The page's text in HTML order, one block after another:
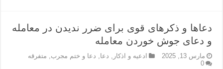
دعاها و ذکرهای قوی برای ضرر ندیدن در معامله
و دعای جوش خوردن معامله
مارس 13, 2025 ادعيه و اذكار دعا دعا و ختم مجرب
متفرقه
0